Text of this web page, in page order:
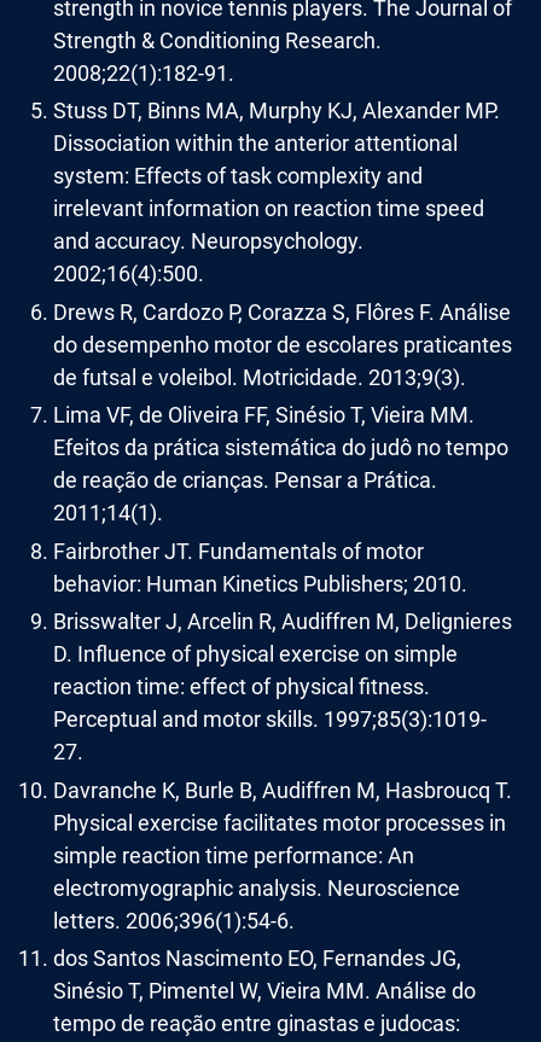
strength in novice tennis players. The Journal of
Strength & Conditioning Research.
2008;22(1):182-91.
Stuss DT, Binns MA, Murphy KJ, Alexander MP.
Dissociation within the anterior attentional
system: Effects of task complexity and
irrelevant information on reaction time speed
and accuracy. Neuropsychology.
2002;16(4):500.
Drews R, Cardozo P, Corazza S, Flôres F. Análise
do desempenho motor de escolares praticantes
de futsal e voleibol. Motricidade. 2013;9(3).
Lima VF, de Oliveira FF, Sinésio T, Vieira MM.
Efeitos da prática sistemática do judô no tempo
de reação de crianças. Pensar a Prática.
2011;14(1).
Fairbrother JT. Fundamentals of motor
behavior: Human Kinetics Publishers; 2010.
Brisswalter J, Arcelin R, Audiffren M, Delignieres
D. Influence of physical exercise on simple
reaction time: effect of physical fitness.
Perceptual and motor skills. 1997;85(3):1019-
27.
Davranche K, Burle B, Audiffren M, Hasbroucq T.
Physical exercise facilitates motor processes in
simple reaction time performance: An
electromyographic analysis. Neuroscience
letters. 2006;396(1):54-6.
dos Santos Nascimento EO, Fernandes JG,
Sinésio T, Pimentel W, Vieira MM. Análise do
tempo de reação entre ginastas e judocas: